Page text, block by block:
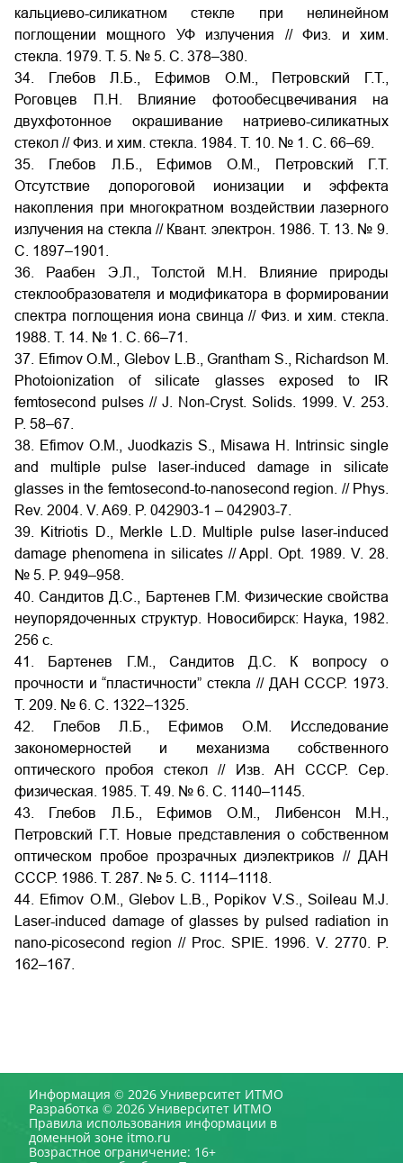
кальциево-силикатном стекле при нелинейном
поглощении мощного УФ излучения // Физ. и хим.
стекла. 1979. Т. 5. № 5. С. 378–380.
34. Глебов Л.Б., Ефимов О.М., Петровский Г.Т.,
Роговцев П.Н. Влияние фотообесцвечивания на
двухфотонное окрашивание натриево-силикатных
стекол // Физ. и хим. стекла. 1984. Т. 10. № 1. С. 66–69.
35. Глебов Л.Б., Ефимов О.М., Петровский Г.Т.
Отсутствие допороговой ионизации и эффекта
накопления при многократном воздействии лазерного
излучения на стекла // Квант. электрон. 1986. Т. 13. № 9.
С. 1897–1901.
36. Раабен Э.Л., Толстой М.Н. Влияние природы
стеклообразователя и модификатора в формировании
спектра поглощения иона свинца // Физ. и хим. стекла.
1988. Т. 14. № 1. С. 66–71.
37. Efimov O.M., Glebov L.B., Grantham S., Richardson M.
Photoionization of silicate glasses exposed to IR
femtosecond pulses // J. Non-Cryst. Solids. 1999. V. 253.
P. 58–67.
38. Efimov O.M., Juodkazis S., Misawa H. Intrinsic single
and multiple pulse laser-induced damage in silicate
glasses in the femtosecond-to-nanosecond region. // Phys.
Rev. 2004. V. A69. P. 042903-1 – 042903-7.
39. Kitriotis D., Merkle L.D. Multiple pulse laser-induced
damage phenomena in silicates // Appl. Opt. 1989. V. 28.
№ 5. P. 949–958.
40. Сандитов Д.С., Бартенев Г.М. Физические свойства
неупорядоченных структур. Новосибирск: Наука, 1982.
256 с.
41. Бартенев Г.М., Сандитов Д.С. К вопросу о
прочности и “пластичности” стекла // ДАН СССР. 1973.
Т. 209. № 6. С. 1322–1325.
42. Глебов Л.Б., Ефимов О.М. Исследование
закономерностей и механизма собственного
оптического пробоя стекол // Изв. АН СССР. Сер.
физическая. 1985. Т. 49. № 6. С. 1140–1145.
43. Глебов Л.Б., Ефимов О.М., Либенсон М.Н.,
Петровский Г.Т. Новые представления о собственном
оптическом пробое прозрачных диэлектриков // ДАН
СССР. 1986. Т. 287. № 5. С. 1114–1118.
44. Efimov O.M., Glebov L.B., Popikov V.S., Soileau M.J.
Laser-induced damage of glasses by pulsed radiation in
nano-picosecond region // Proc. SPIE. 1996. V. 2770. P.
162–167.
Информация © 2026 Университет ИТМО
Разработка © 2026 Университет ИТМО
Правила использования информации в
доменной зоне itmo.ru
Возрастное ограничение: 16+